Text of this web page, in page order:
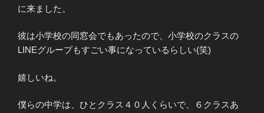
に来ました。
彼は小学校の同窓会でもあったので、小学校のクラスの
LINEグループもすごい事になっているらしい(笑)
嬉しいね。
僕らの中学は、ひとクラス４０人くらいで、６クラスあ